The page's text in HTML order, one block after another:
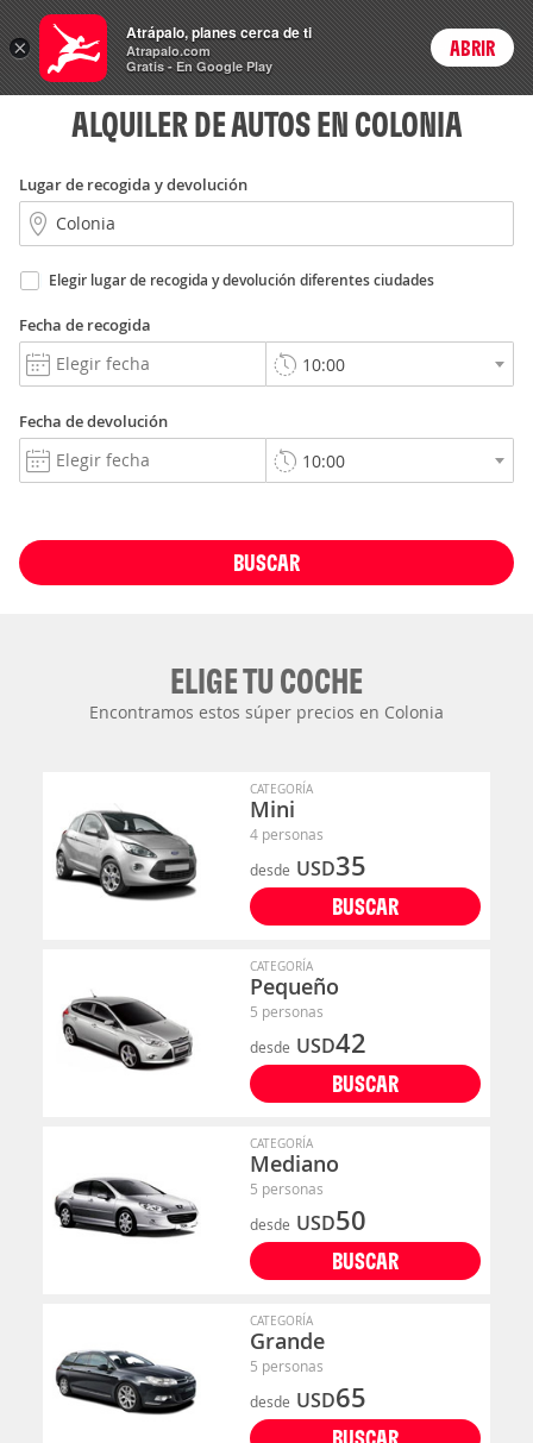
Rent
a Car Login
ALQUILER DE AUTOS EN COLONIA
Lugar de recogida y devolución
Elegir lugar de recogida y devolución diferentes ciudades
Fecha de recogida
Fecha de devolución
BUSCAR
ELIGE TU COCHE
Encontramos estos súper precios en Colonia
CATEGORÍA
Mini
4 personas
desde USD35
BUSCAR
CATEGORÍA
Pequeño
5 personas
desde USD42
BUSCAR
CATEGORÍA
Mediano
5 personas
desde USD50
BUSCAR
CATEGORÍA
Grande
5 personas
desde USD65
×
Atrápalo, planes cerca de ti
Atrapalo.com
Gratis - En Google Play
ABRIR